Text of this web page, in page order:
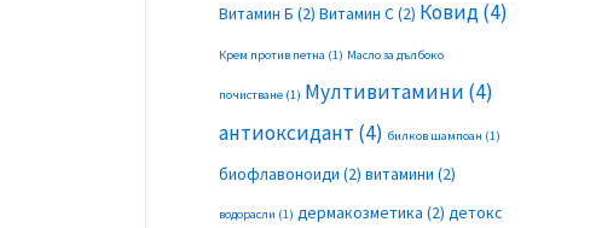
Витамин Б (2) Витамин С(2) Ковид(4)
Крем против петна (1) Масло за дълбоко
почистване (1) Мултивитамини (4)
антиоксидант (4) билков шампоан (1)
биофлавоноиди (2) витамини (2)
водорасли (1) дермакозметика (2) детокс